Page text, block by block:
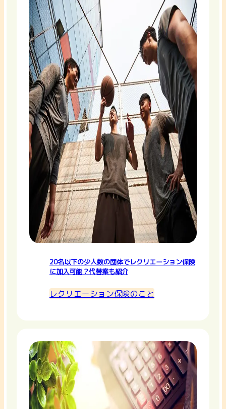
20名以下の少人数の団体でレクリエーション保険
に加入可能？代替案も紹介
レクリエーション保険のこと